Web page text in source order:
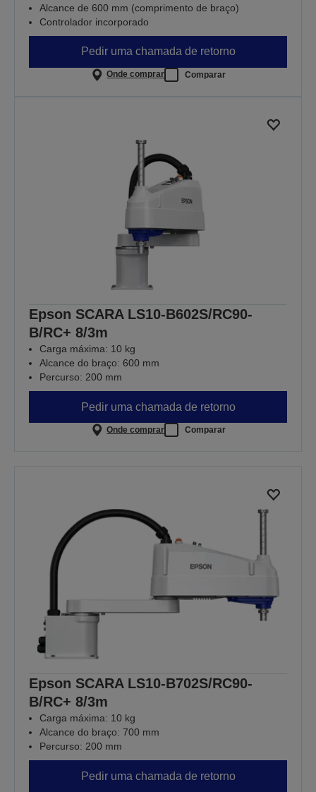
Alcance de 600 mm (comprimento de braço)
Controlador incorporado
Pedir uma chamada de retorno
Onde comprar Comparar
Epson SCARA LS10-B602S/RC90-
B/RC+ 8/3m
Carga máxima: 10 kg
Alcance do braço: 600 mm
Percurso: 200 mm
Pedir uma chamada de retorno
Onde comprar Comparar
Epson SCARA LS10-B702S/RC90-
B/RC+ 8/3m
Carga máxima: 10 kg
Alcance do braço: 700 mm
Percurso: 200 mm
Pedir uma chamada de retorno